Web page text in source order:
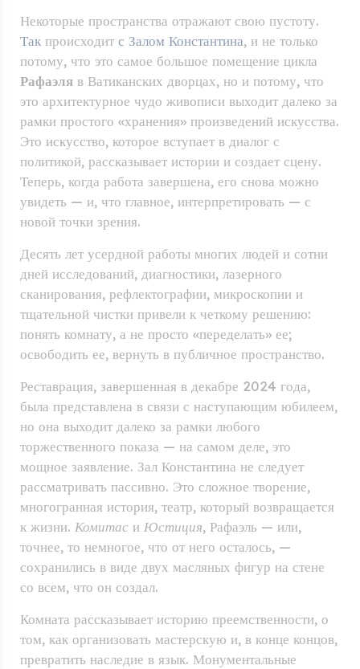
Некоторые пространства отражают свою пустоту.
Так происходит с Залом Константина, и не только
потому, что это самое большое помещение цикла
Рафаэля в Ватиканских дворцах, но и потому, что
это архитектурное чудо живописи выходит далеко за
рамки простого «хранения» произведений искусства.
Это искусство, которое вступает в диалог с
политикой, рассказывает истории и создает сцену.
Теперь, когда работа завершена, его снова можно
увидеть — и, что главное, интерпретировать — с
новой точки зрения.
Десять лет усердной работы многих людей и сотни
дней исследований, диагностики, лазерного
сканирования, рефлектографии, микроскопии и
тщательной чистки привели к четкому решению:
понять комнату, а не просто «переделать» ее;
освободить ее, вернуть в публичное пространство.
Реставрация, завершенная в декабре 2024 года,
была представлена в связи с наступающим юбилеем,
но она выходит далеко за рамки любого
торжественного показа — на самом деле, это
мощное заявление. Зал Константина не следует
рассматривать пассивно. Это сложное творение,
многогранная история, театр, который возвращается
к жизни. Комитас и Юстиция, Рафаэль — или,
точнее, то немногое, что от него осталось, —
сохранились в виде двух масляных фигур на стене
со всем, что он создал.
Комната рассказывает историю преемственности, о
том, как организовать мастерскую и, в конце концов,
превратить наследие в язык. Монументальные